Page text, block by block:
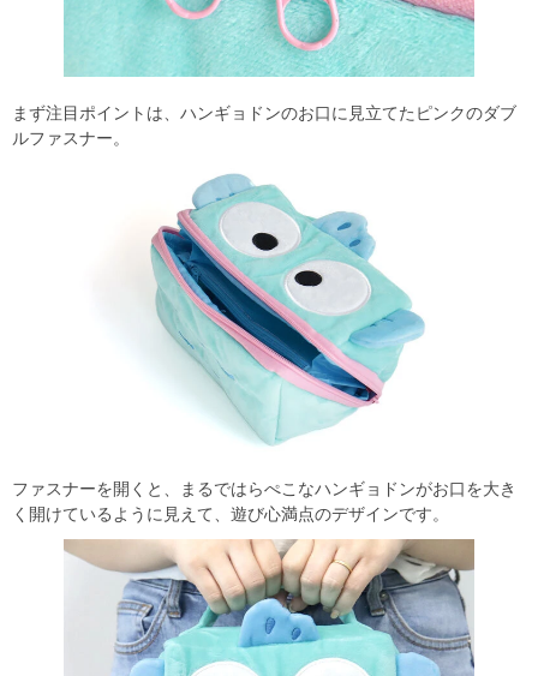
まず注目ポイントは、ハンギョドンのお口に見立てたピンクのダブ
ルファスナー。
ファスナーを開くと、まるではらぺこなハンギョドンがお口を大き
く開けているように見えて、遊び心満点のデザインです。